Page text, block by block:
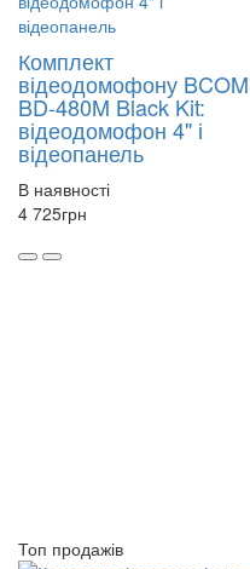
Комплект
відеодомофону BCOM
BD-480M Black Kit:
відеодомофон 4" і
відеопанель
В наявності
4 725грн
Топ продажів